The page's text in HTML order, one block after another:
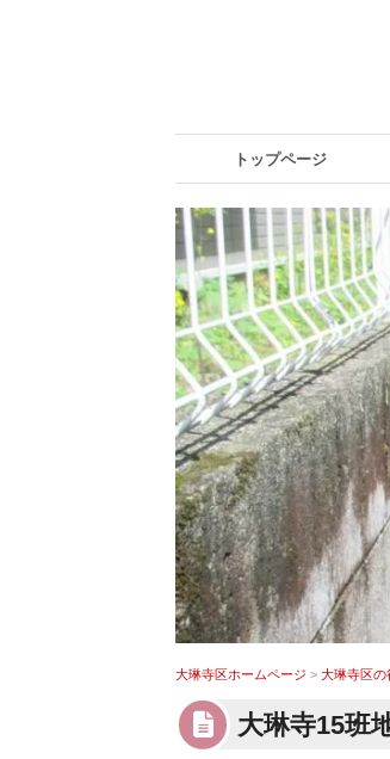
トップページ
大琳寺区ホームページ > 大琳寺区の
大琳寺15班